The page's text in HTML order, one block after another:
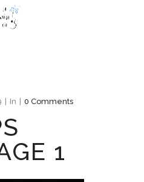
In 0 Comments
1